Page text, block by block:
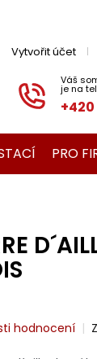
+420
Vytvořit účet
PRO
hodnocení